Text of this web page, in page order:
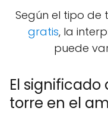
Según el tipo de
gratis, la
puede
El significado
torre en el